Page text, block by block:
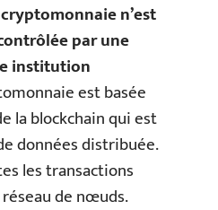
n’est
par une
institution
est basée
la blockchain qui est
données distribuée.
les transactions
de nœuds.